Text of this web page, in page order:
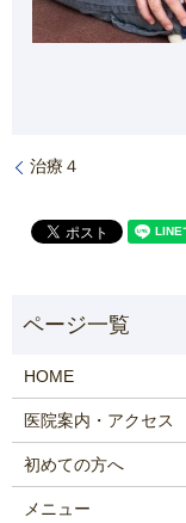
治療４
HOME
医院案内・アクセス
初めての方へ
メニュー